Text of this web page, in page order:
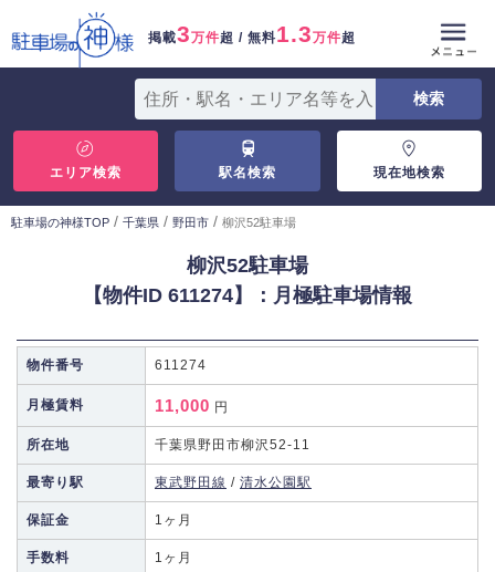
掲載3万件超 / 無料1.3万件超
エリア検索 駅名検索 現在地検索
駐車場の神様TOP / 千葉県 / 野田市 / 柳沢52駐車場
柳沢52駐車場
【物件ID 611274】：月極駐車場情報
物件番号 611274
月極賃料 11,000 円
所在地 千葉県野田市柳沢52-11
最寄り駅 東武野田線 / 清水公園駅
保証金 1ヶ月
手数料 1ヶ月